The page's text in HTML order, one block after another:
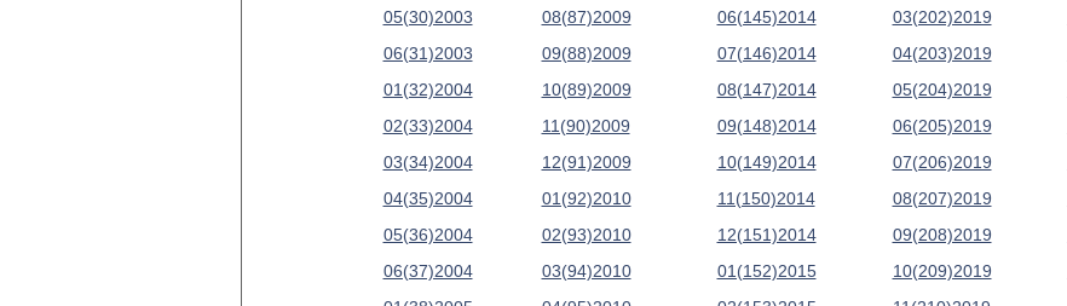
05(30)2003
06(31)2003
01(32)2004
02(33)2004
03(34)2004
04(35)2004
05(36)2004
06(37)2004
08(87)2009
09(88)2009
10(89)2009
11(90)2009
12(91)2009
01(92)2010
02(93)2010
03(94)2010
06(145)2014
07(146)2014
08(147)2014
09(148)2014
10(149)2014
11(150)2014
12(151)2014
01(152)2015
03(202)2019
04(203)2019
05(204)2019
06(205)2019
07(206)2019
08(207)2019
09(208)2019
10(209)2019